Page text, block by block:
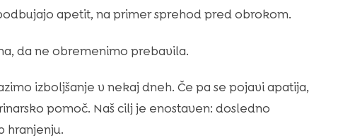
apetit, na primer sprehod pred obrokom.
da ne obremenimo prebavila.
izboljšanje v nekaj dneh. Če pa se pojavi apatija,
pomoč. Naš cilj je enostaven: dosledno
hranjenju.